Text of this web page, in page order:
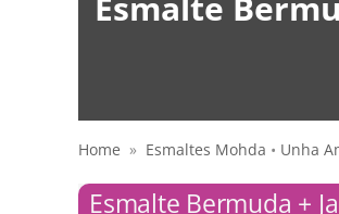
Home » Esmaltes Mohda • Unha
Esmalte Bermuda +